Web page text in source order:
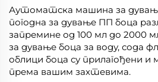
Аутоматска машина за
погодна за дување ПП боца
запремине од 100 мл до 2000
за дување боца за воду, сода
облици боца су прилагођени и
према вашим захтевима.